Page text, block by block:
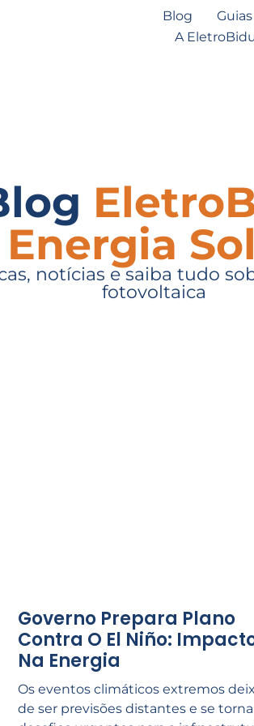
Blog
A
Energia
notícias e saiba tudo
fotovoltaica
Governo Prepara Plano
Contra O El Niño:
Na Energia
Os eventos climáticos extremos
de ser previsões distantes e se